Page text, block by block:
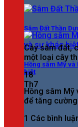
Hồng sâm Mỹ
biệt
Hồng sâm Mỹ
để tăng cường
1 Các bình
Sâm Đất Thần
Cây sâm đất,
một loại cây
18
Th7